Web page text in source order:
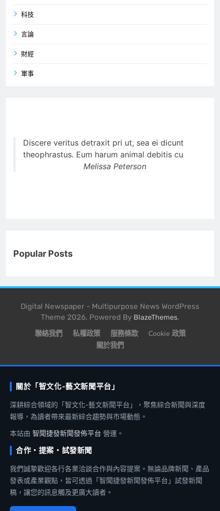
科技
言論
財經
軍事
Discere veritus detraxit pri ut, sea ei dicunt
theophrastus. Eum harum animal debitis cu
Melissa Peterson
Popular Posts
Digital Newspaper - Multipurpose News WordPress
Theme 2026. Powered By BlazeThemes.
聯絡我們 私權政策 服務條款
Cookie 政策
關於我們
關於「智文化-藝文新聞平台」
深耕綜合領域的「智文化-藝文新聞平台」，聚焦綜合新聞與深度
報導，為讀者帶來最新綜合趨勢與市場動態。
本站由 智聞捷發新聞發佈平台 營運。
合作・提案・試發新聞
我們誠摯歡迎各行各業洽談合作與內容提案。無論品牌新聞、產品
發表或產業觀點，皆可透過「智聞捷發新聞發佈平台」試發新聞
稿，讓您的訊息觸及更廣大讀者。